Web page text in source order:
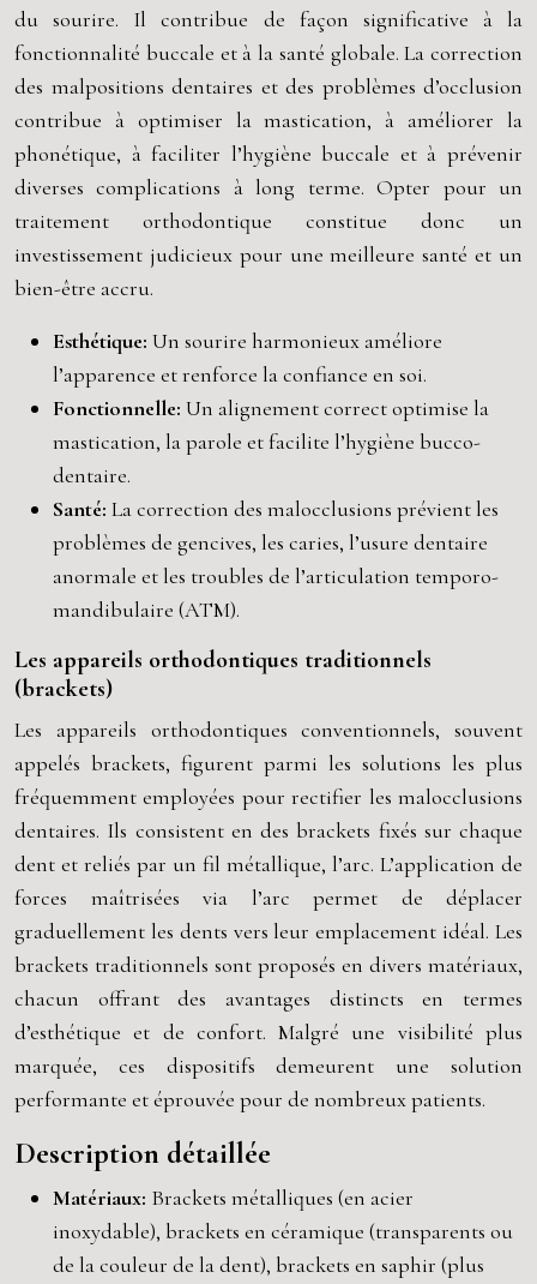
du sourire. Il contribue de façon significative à la
fonctionnalité buccale et à la santé globale. La correction
des malpositions dentaires et des problèmes d’occlusion
contribue à optimiser la mastication, à améliorer la
phonétique, à faciliter l’hygiène buccale et à prévenir
diverses complications à long terme. Opter pour un
traitement orthodontique constitue donc un
investissement judicieux pour une meilleure santé et un
bien-être accru.
Esthétique: Un sourire harmonieux améliore
l’apparence et renforce la confiance en soi.
Fonctionnelle: Un alignement correct optimise la
mastication, la parole et facilite l’hygiène bucco-
dentaire.
Santé: La correction des malocclusions prévient les
problèmes de gencives, les caries, l’usure dentaire
anormale et les troubles de l’articulation temporo-
mandibulaire (ATM).
Les appareils orthodontiques traditionnels
(brackets)
Les appareils orthodontiques conventionnels, souvent
appelés brackets, figurent parmi les solutions les plus
fréquemment employées pour rectifier les malocclusions
dentaires. Ils consistent en des brackets fixés sur chaque
dent et reliés par un fil métallique, l’arc. L’application de
forces maîtrisées via l’arc permet de déplacer
graduellement les dents vers leur emplacement idéal. Les
brackets traditionnels sont proposés en divers matériaux,
chacun offrant des avantages distincts en termes
d’esthétique et de confort. Malgré une visibilité plus
marquée, ces dispositifs demeurent une solution
performante et éprouvée pour de nombreux patients.
Description détaillée
Matériaux: Brackets métalliques (en acier
inoxydable), brackets en céramique (transparents ou
de la couleur de la dent), brackets en saphir (plus